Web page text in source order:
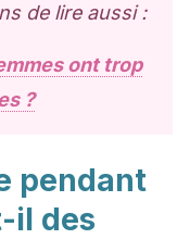
de lire aussi :
ont trop
?
pendant
il des